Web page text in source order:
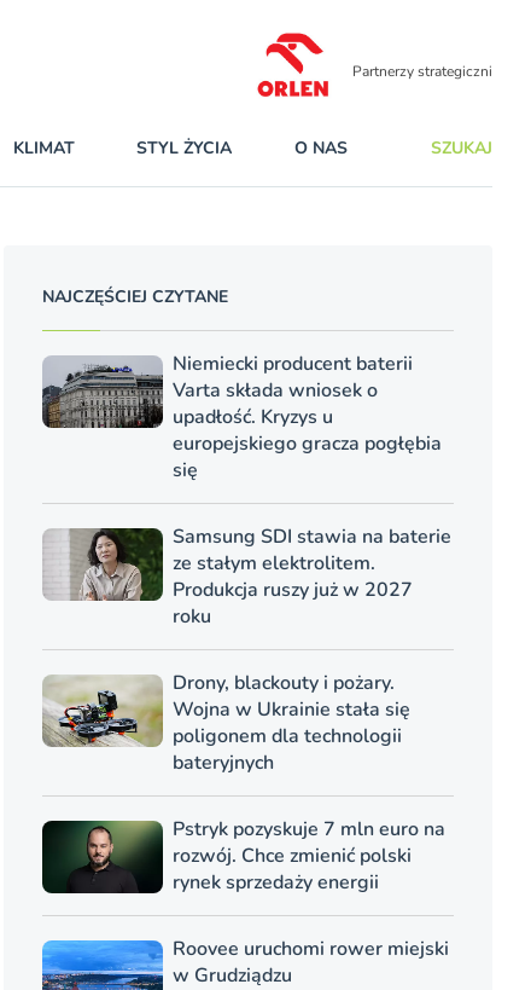
Partnerzy strategiczni
KLIMAT STYL ŻYCIA O NAS SZUKAJ
NAJCZĘŚCIEJ CZYTANE
Niemiecki producent baterii
Varta składa wniosek o
upadłość. Kryzys u
europejskiego gracza pogłębia
się
Samsung SDI stawia na baterie
ze stałym elektrolitem.
Produkcja ruszy już w 2027
roku
Drony, blackouty i pożary.
Wojna w Ukrainie stała się
poligonem dla technologii
bateryjnych
Pstryk pozyskuje 7 mln euro na
rozwój. Chce zmienić polski
rynek sprzedaży energii
Roovee uruchomi rower miejski
w Grudziądzu